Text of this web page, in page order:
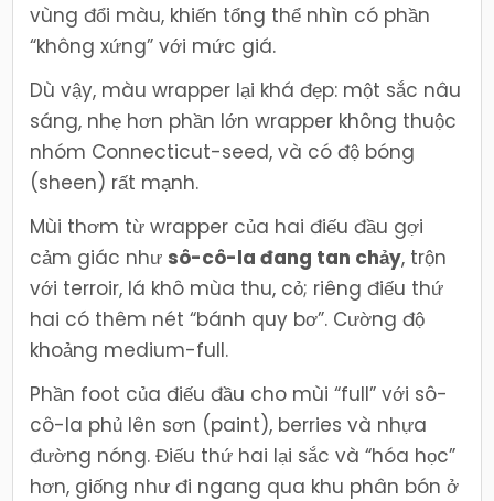
vùng đổi màu, khiến tổng thể nhìn có phần
“không xứng” với mức giá.
Dù vậy, màu wrapper lại khá đẹp: một sắc nâu
sáng, nhẹ hơn phần lớn wrapper không thuộc
nhóm Connecticut-seed, và có độ bóng
(sheen) rất mạnh.
Mùi thơm từ wrapper của hai điếu đầu gợi
cảm giác nhưsô-cô-la đang tan chảy, trộn
với terroir, lá khô mùa thu, cỏ; riêng điếu thứ
hai có thêm nét “bánh quy bơ”. Cường độ
khoảng medium-full.
Phần foot của điếu đầu cho mùi “full” với sô-
cô-la phủ lên sơn (paint), berries và nhựa
đường nóng. Điếu thứ hai lại sắc và “hóa học”
hơn, giống như đi ngang qua khu phân bón ở